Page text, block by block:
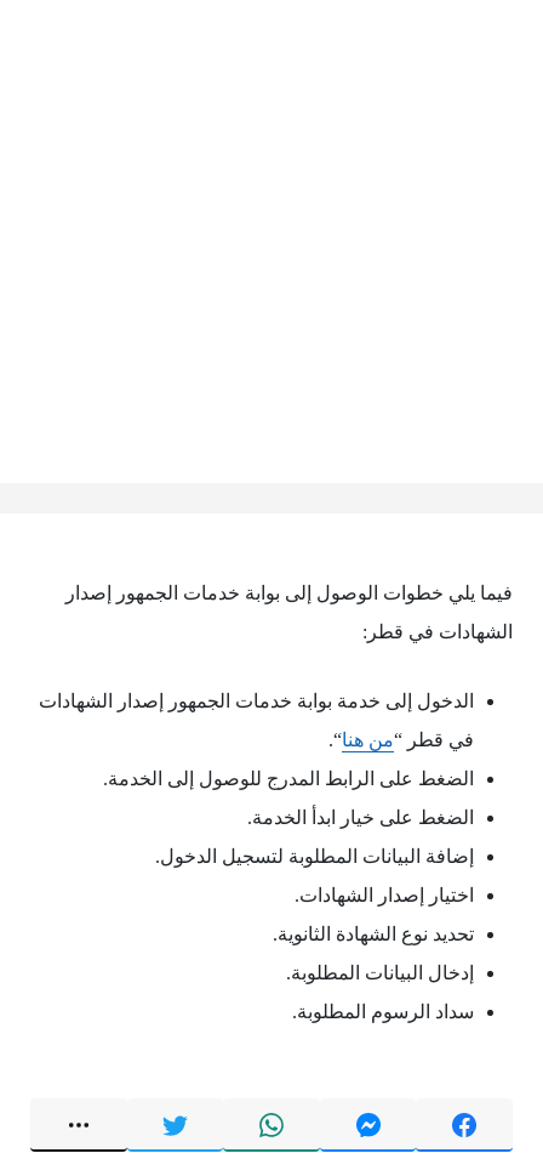
فيما يلي خطوات الوصول إلى بوابة خدمات الجمهور إصدار
الشهادات في قطر:
الدخول إلى خدمة بوابة خدمات الجمهور إصدار الشهادات
في قطر “من هنا“.
الضغط على الرابط المدرج للوصول إلى الخدمة.
الضغط على خيار ابدأ الخدمة.
إضافة البيانات المطلوبة لتسجيل الدخول.
اختيار إصدار الشهادات.
تحديد نوع الشهادة الثانوية.
إدخال البيانات المطلوبة.
سداد الرسوم المطلوبة.